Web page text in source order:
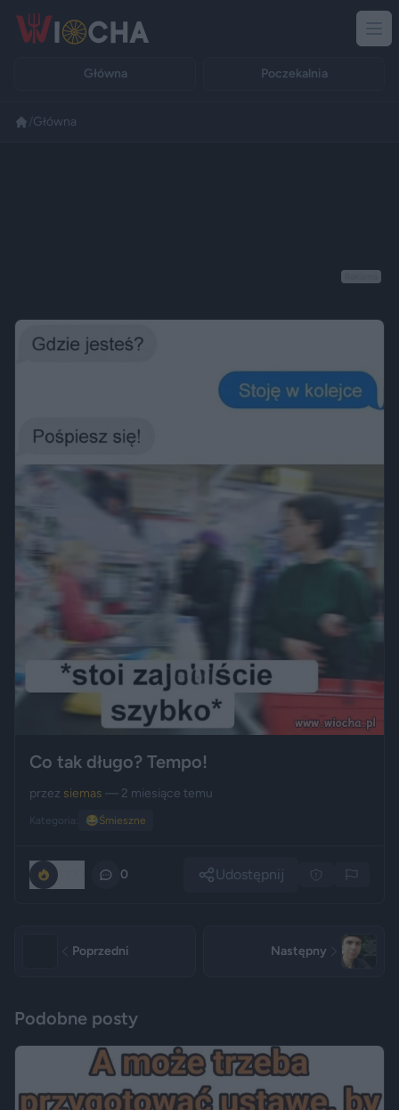
Główna Poczekalnia
Główna
Co tak długo? Tempo!
przez siemas — 2 miesiące temu
Kategoria: 😂Śmieszne
0 Udostępnij
Poprzedni Następny
Podobne posty